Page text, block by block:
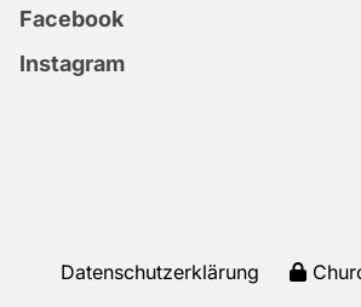
Facebook
Instagram
Datenschutzerklärung